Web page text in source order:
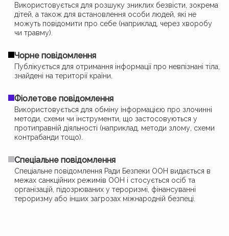
Використовується для розшуку зниклих безвісти, зокрема
дітей, а також для встановлення особи людей, які не
можуть повідомити про себе (наприклад, через хворобу
чи травму).
Чорне повідомлення
Публікується для отримання інформації про невпізнані тіла,
знайдені на території країни.
Фіолетове повідомлення
Використовується для обміну інформацією про злочинні
методи, схеми чи інструменти, що застосовуються у
протиправній діяльності (наприклад, методи злому, схеми
контрабанди тощо).
Спеціальне повідомлення
Спеціальне повідомлення Ради Безпеки ООН видається в
межах санкційних режимів ООН і стосується осіб та
організацій, підозрюваних у тероризмі, фінансуванні
тероризму або інших загрозах міжнародній безпеці.